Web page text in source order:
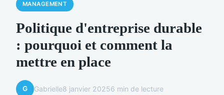
MANAGEMENT
Politique d'entreprise durable
: pourquoi et comment la
mettre en place
G Gabrielle8 janvier 20256 min de lecture